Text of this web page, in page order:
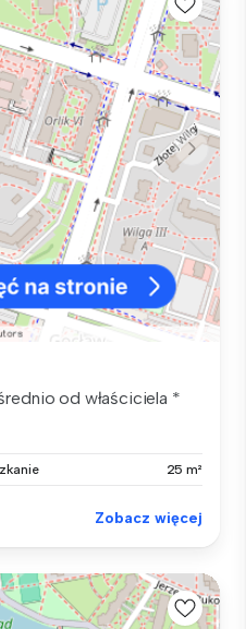
od właściciela *
25 m²
Zobacz więcej